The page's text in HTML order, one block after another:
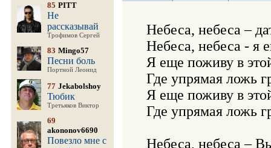
85 PITT
Не
рассказывай
Трофимов Сергей
83 Mingo57
Песни боль
Портной Леонид
77 Jekabolshoy
Тюбик
Третьяков Виктор
69
akononov6690
Повезло мне с
Небеса, небеса –
Небеса, небеса - я
Я еще поживу в
Где упрямая ложь
Я еще поживу в
Где упрямая ложь
Небеса, небеса –